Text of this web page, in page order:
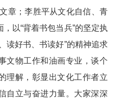
章；李胜平从文化自信、青
以“背着书包当兵”的坚定执
读好书、书读好”的精神追求
文物工作和油画专业，谈个
理解，彰显出文化工作者立
自立与奋进力量。大家深深